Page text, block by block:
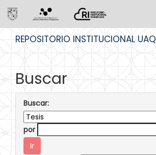
REPOSITORIO INSTITUCIONAL UAQ
Buscar
Buscar:
por